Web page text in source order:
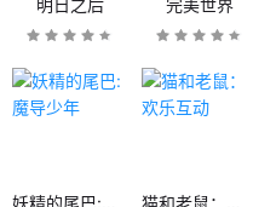
妖精的尾巴:魔导少年 猫和老鼠：欢乐互动